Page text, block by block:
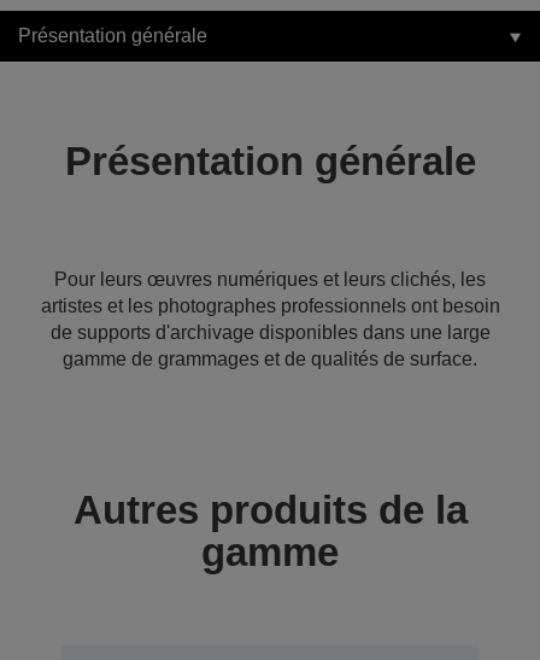
Présentation générale
Présentation générale
Pour leurs œuvres numériques et leurs clichés, les
artistes et les photographes professionnels ont besoin
de supports d'archivage disponibles dans une large
gamme de grammages et de qualités de surface.
Autres produits de la
gamme